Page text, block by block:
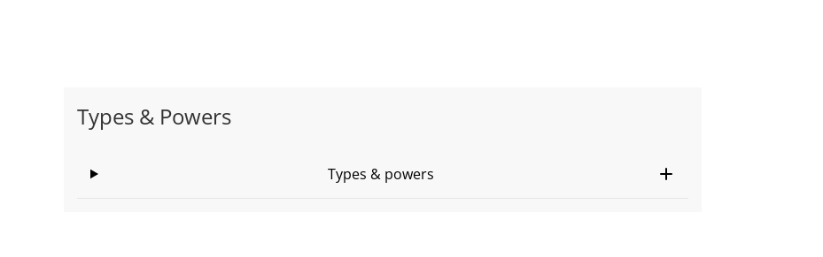
Types & Powers
Types & powers